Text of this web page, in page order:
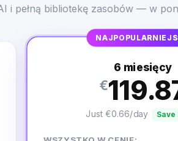
i pełną bibliotekę zasobów — w
6 miesięcy
€
Just €0.66/day Save